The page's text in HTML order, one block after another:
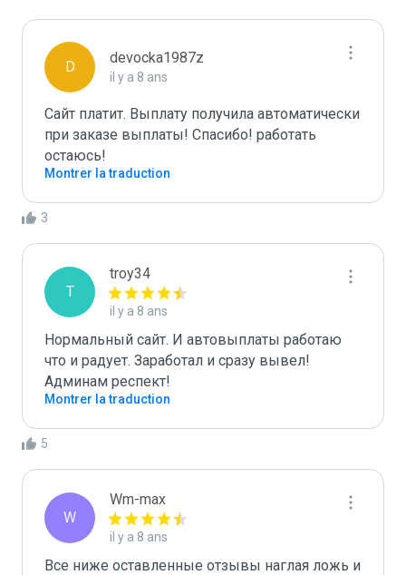
D
devocka1987z
il y a 8 ans
Сайт платит. Выплату получила автоматически
при заказе выплаты! Спасибо! работать
остаюсь!
Montrer la traduction
3
T
troy34
il y a 8 ans
Нормальный сайт. И автовыплаты работаю
что и радует. Заработал и сразу вывел!
Админам респект!
Montrer la traduction
5
W
Wm-max
il y a 8 ans
Все ниже оставленные отзывы наглая ложь и